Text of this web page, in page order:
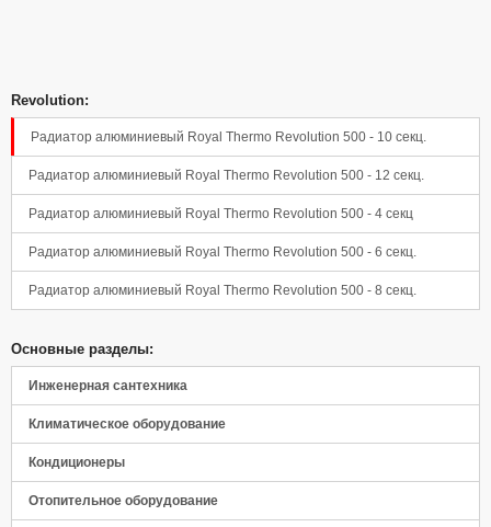
Revolution:
Радиатор алюминиевый Royal Thermo Revolution 500 - 10 секц.
Радиатор алюминиевый Royal Thermo Revolution 500 - 12 секц.
Радиатор алюминиевый Royal Thermo Revolution 500 - 4 секц
Радиатор алюминиевый Royal Thermo Revolution 500 - 6 секц.
Радиатор алюминиевый Royal Thermo Revolution 500 - 8 секц.
Основные разделы:
Инженерная сантехника
Климатическое оборудование
Кондиционеры
Отопительное оборудование